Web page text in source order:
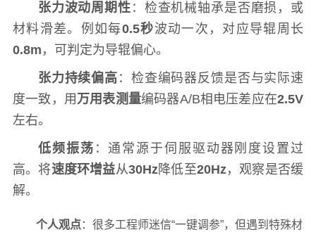
张力波动周期性 ：检查机械轴承是否磨损，或
材料滑差。例如每0.5秒波动一次，对应导辊周长
0.8m ，可判定为导辊偏心。
张力持续偏高 ：检查编码器反馈是否与实际速
度一致，用万用表测量编码器A/B相电压差应在2.5V
左右。
低频振荡 ：通常源于伺服驱动器刚度设置过
高。将速度环增益从30Hz降低至20Hz，观察是否缓
解。
个人观点：很多工程师迷信“一键调参”，但遇到特殊材